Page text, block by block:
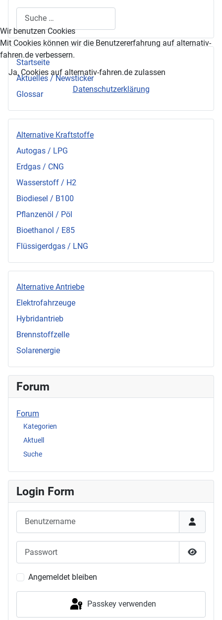
Startseite
Aktuelles / Newsticker
Glossar
Alternative Kraftstoffe
Autogas / LPG
Erdgas / CNG
Wasserstoff / H2
Biodiesel / B100
Pflanzenöl / Pöl
Bioethanol / E85
Flüssigerdgas / LNG
Alternative Antriebe
Elektrofahrzeuge
Hybridantrieb
Brennstoffzelle
Solarenergie
Forum
Forum
Kategorien
Aktuell
Suche
Login Form
Benutzername
Angemeldet bleiben
Passkey verwenden
Wir benutzen Cookies
Mit Cookies können wir die Benutzererfahrung auf alternativ-
fahren.de verbessern.
Ja, Cookies auf alternativ-fahren.de zulassen
Datenschutzerklärung